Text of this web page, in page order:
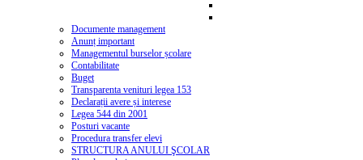
Documente management
Anunț important
Managementul burselor școlare
Contabilitate
Buget
Transparenta venituri legea 153
Declarații avere și interese
Legea 544 din 2001
Posturi vacante
Procedura transfer elevi
STRUCTURA ANULUI ŞCOLAR